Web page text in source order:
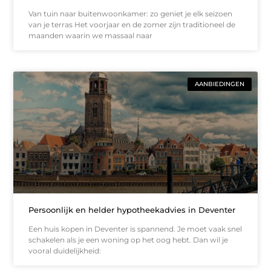
Van tuin naar buitenwoonkamer: zo geniet je elk seizoen
van je terras Het voorjaar en de zomer zijn traditioneel de
maanden waarin we massaal naar
AANBIEDINGEN
Persoonlijk en helder hypotheekadvies in Deventer
Een huis kopen in Deventer is spannend. Je moet vaak snel
schakelen als je een woning op het oog hebt. Dan wil je
vooral duidelijkheid: